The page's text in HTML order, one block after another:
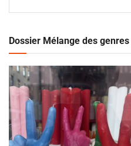
Dossier Mélange des